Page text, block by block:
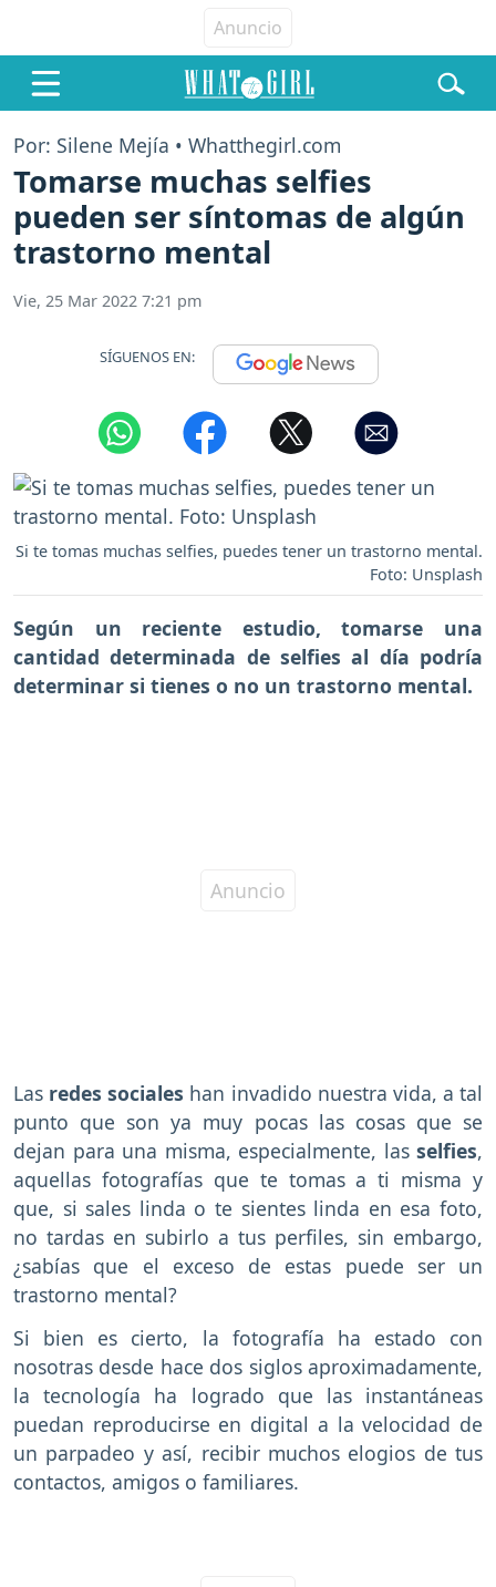
Por: Silene Mejía • Whatthegirl.com
Tomarse muchas selfies
pueden ser síntomas de algún
trastorno mental
Vie, 25 Mar 2022 7:21 pm
SÍGUENOS EN:
Si te tomas muchas selfies, puedes tener un trastorno mental.
Foto: Unsplash
Según un reciente estudio,tomarse una
cantidad determinada de selfies al día podría
determinar si tienes o no un trastorno mental.
Las redes sociales han invadido nuestra vida, a tal
punto que son ya muy pocas las cosas que se
dejan para una misma, especialmente, las selfies,
aquellas fotografías que te tomas a ti misma y
que, si sales linda o te sientes linda en esa foto,
no tardas en subirlo a tus perfiles, sin embargo,
¿sabías que el exceso de estas puede ser un
trastorno mental?
Si bien es cierto, la fotografía ha estado con
nosotras desde hace dos siglos aproximadamente,
la tecnología ha logrado que las instantáneas
puedan reproducirse en digital a la velocidad de
un parpadeo y así, recibir muchos elogios de tus
contactos, amigos o familiares.